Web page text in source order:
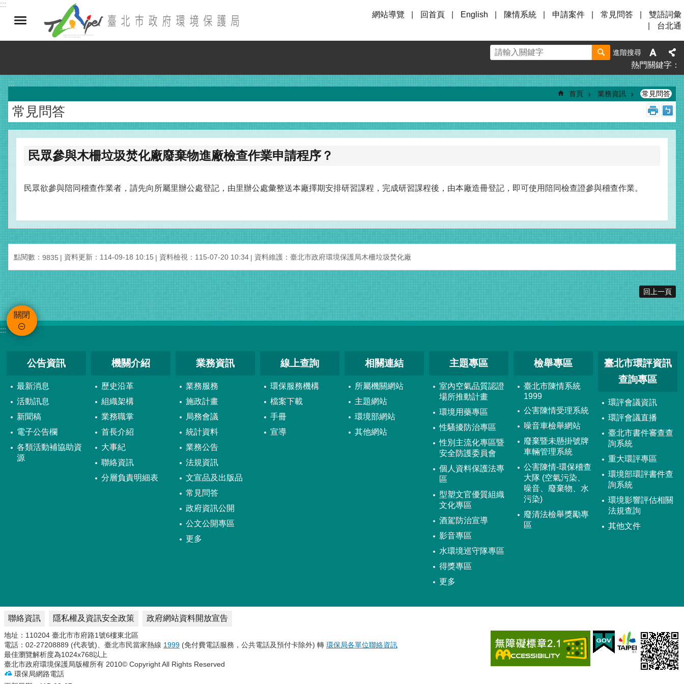
跳到主要內容區塊
:::
網站導覽
回首頁 English 陳情系統 申請案件 常見問答
雙語詞彙
台北通
進階搜尋
熱門關鍵字
:::
首頁 業務資訊 常見問答
常見問答
民眾參與木柵垃圾焚化廠廢棄物進廠檢查作業申請程序？
民眾欲參與陪同稽查作業者，請先向所屬里辦公處登記，由里辦公處彙整送本廠擇期安排研習課程，完成研習課程後，由本廠造冊登記，即可使用陪同檢查證參與稽查作業。
點閱數： 9835 資料更新：114-09-18 10:15 資料檢視：115-07-20 10:34 資料維護：臺北市政府環境保護局木柵垃圾焚化廠
回上一頁
關閉
:::
公告資訊
最新消息
活動訊息
新聞稿
電子公告欄
各類活動補協助資
源
機關介紹
歷史沿革
組織架構
業務職掌
首長介紹
大事紀
聯絡資訊
分層負責明細表
業務資訊
業務服務
施政計畫
局務會議
統計資料
業務公告
法規資訊
文宣品及出版品
常見問答
政府資訊公開
公文公開專區
更多
線上查詢
環保服務機構
檔案下載
手冊
宣導
相關連結
所屬機關網站
主題網站
環境部網站
其他網站
主題專區
室內空氣品質認證
場所推動計畫
環境用藥專區
性騷擾防治專區
性別主流化專區暨
安全防護委員會
個人資料保護法專
區
型塑文官優質組織
文化專區
酒駕防治宣導
影音專區
水環境巡守隊專區
得獎專區
更多
檢舉專區
臺北市陳情系統
1999
公害陳情受理系統
噪音車檢舉網站
廢棄暨未懸掛號牌
車輛管理系統
公害陳情-環保稽查
大隊 (空氣污染、
噪音、廢棄物、水
污染)
廢清法檢舉獎勵專
區
臺北市環評資訊
查詢專區
環評會議資訊
環評會議直播
臺北市書件審查查
詢系統
重大環評專區
環境部環評書件查
詢系統
環境影響評估相關
法規查詢
其他文件
聯絡資訊 隱私權及資訊安全政策 政府網站資料開放宣告
地址：110204 臺北市市府路1號6樓東北區
電話：02-27208889 (代表號)、臺北市民當家熱線 1999 (免付費電話服務，公共電話及預付卡除外) 轉 環保局各單位聯絡資訊
最佳瀏覽解析度為1024x768以上
臺北市政府環境保護局版權所有 2010© Copyright All Rights Reserved
環保局網路電話